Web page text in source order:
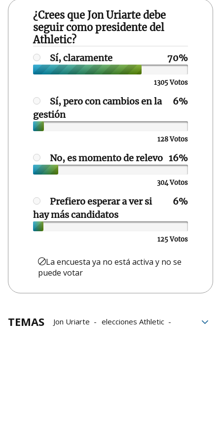
¿Crees que Jon Uriarte debe
seguir como presidente del
Athletic?
Sí, claramente
1305 Votos
Sí, pero con cambios en la
gestión
128 Votos
No, es momento de relevo
304 Votos
Prefiero esperar a ver si
hay más candidatos
125 Votos
La encuesta ya no está activa y no se
puede votar
TEMAS Jon Uriarte
elecciones Athletic